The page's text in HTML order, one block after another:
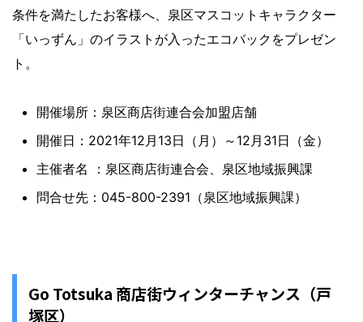
条件を満たしたお客様へ、泉区マスコットキャラクター
「いっずん」のイラストが入ったエコバックをプレゼン
ト。
開催場所：泉区商店街連合会加盟店舗
開催日：2021年12月13日（月）～12月31日（金）
主催者名 ：泉区商店街連合会、泉区地域振興課
問合せ先：045-800-2391（泉区地域振興課）
Go Totsuka 商店街ウィンターチャンス（戸
塚区）